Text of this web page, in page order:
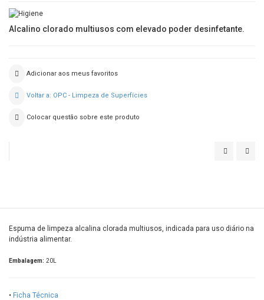
Alcalino clorado multiusos com elevado poder desinfetante.
Adicionar aos meus favoritos
Voltar a: OPC - Limpeza de Superfícies
Colocar questão sobre este produto
SAFEFOAM
Espuma de limpeza alcalina clorada multiusos, indicada para uso diário na
indústria alimentar.
Embalagem: 20L
• Ficha Técnica